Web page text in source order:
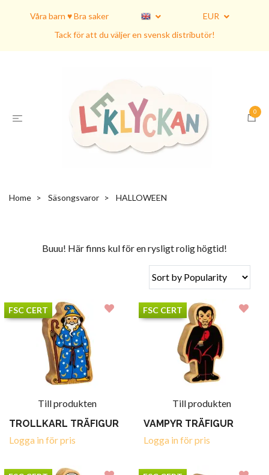
Våra barn ♥ Bra saker
EUR
Tack för att du väljer en svensk distributör!
0
Home Säsongsvaror HALLOWEEN
Buuu! Här finns kul för en rysligt rolig högtid!
FSC CERT
Till produkten
TROLLKARL TRÄFIGUR
Logga in för pris
FSC CERT
Till produkten
VAMPYR TRÄFIGUR
Logga in för pris